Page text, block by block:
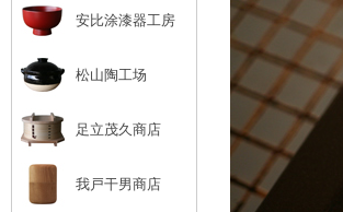
安比涂漆器工房
松山陶工场
足立茂久商店
我戸干男商店